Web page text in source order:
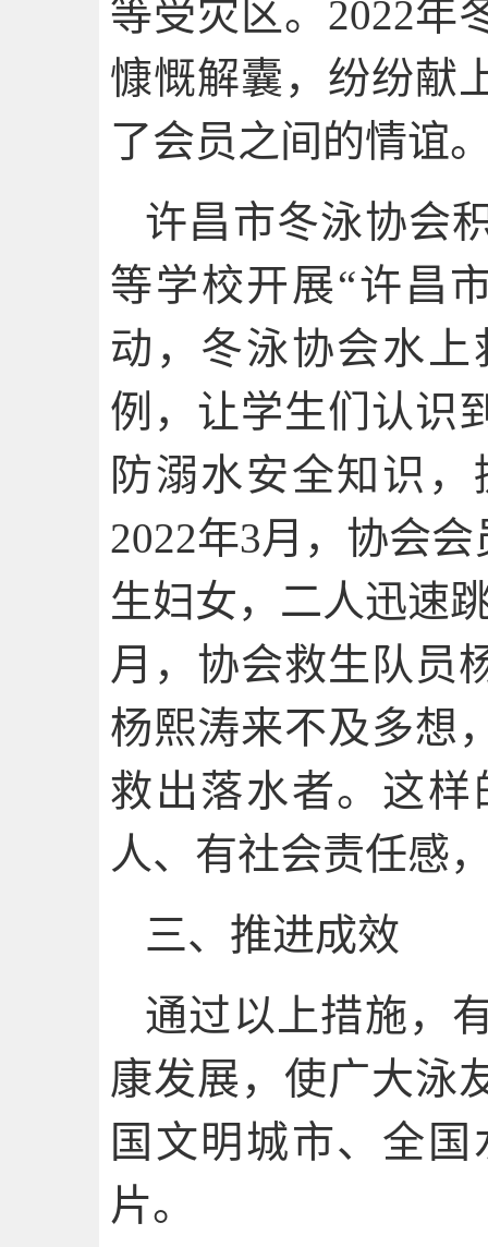
等受灾区。2022年
慷慨解囊，纷纷献
了会员之间的情谊
许昌市冬泳协会
等学校开展“许昌
动，冬泳协会水
例，让学生们认识
防溺水安全知识
2022年3月，协会
生妇女，二人迅速
月，协会救生队员
杨熙涛来不及多想
救出落水者。这
人、有社会责任感
三、推进成效
通过以上措施，
康发展，使广大泳
国文明城市、全
片。